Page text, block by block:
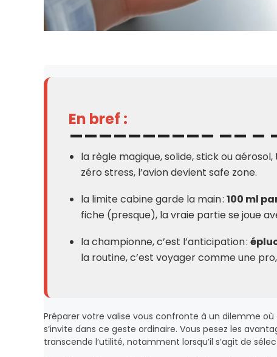
En bref :
la règle magique, solide, stick ou
zéro stress, l’avion devient safe zone.
la limite cabine garde la main : 100 ml
fiche (presque), la vraie partie se joue
la championne, c’est l’anticipation :
la routine, c’est voyager comme une
Préparer votre valise vous confronte à un dilemme
s’invite dans ce geste ordinaire. Vous pesez les
transcende l’utilité, notamment lorsqu’il s’agit de